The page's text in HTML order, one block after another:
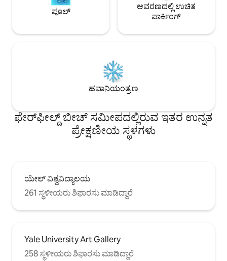
ಪೂಲ್
ಆವರಣದಲ್ಲಿ ಉಚಿತ
ಪಾರ್ಕಿಂಗ್
ಹವಾನಿಯಂತ್ರಣ
ಫೇರ್‌ಫೀಲ್ಡ್ ಬೀಚ್ ಸಮೀಪದಲ್ಲಿರುವ ಇತರ ಉನ್ನತ
ಪ್ರೇಕ್ಷಣೀಯ ಸ್ಥಳಗಳು
ಯೇಲ್ ವಿಶ್ವವಿದ್ಯಾಲಯ
261 ಸ್ಥಳೀಯರು ಶಿಫಾರಸು ಮಾಡಿದ್ದಾರೆ
Yale University Art Gallery
258 ಸ್ಥಳೀಯರು ಶಿಫಾರಸು ಮಾಡಿದ್ದಾರೆ